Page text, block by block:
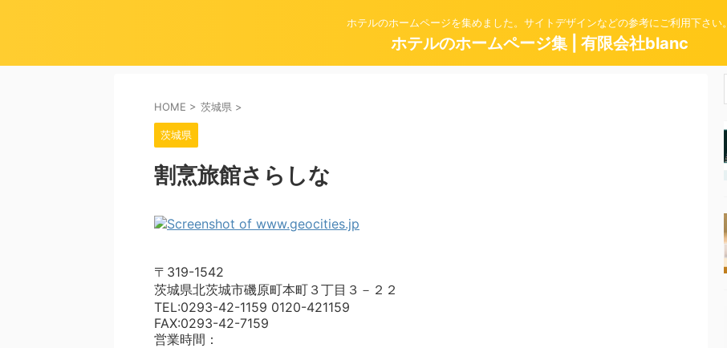
ホテルのホームページを集めました。サイトデザインなどの参考にご利用下さい。
ホテルのホームページ集 | 有限会社blanc
HOME > 茨城県 >
茨城県
割烹旅館さらしな
〒319-1542
茨城県北茨城市磯原町本町３丁目３－２２
TEL:0293-42-1159 0120-421159
FAX:0293-42-7159
営業時間：